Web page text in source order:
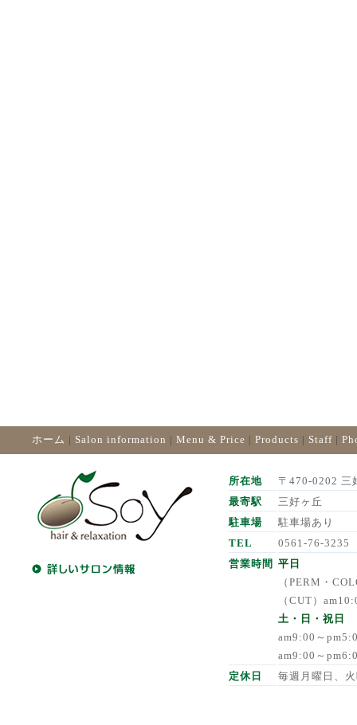
ホーム | Salon information | Menu & Price | Products | Staff |
所在地
〒470-0202 三
最寄駅
三好ヶ丘
駐車場
駐車場あり
TEL
0561-76-3235
営業時間 平日
（PERM・
（CUT）
土・日・祝日
am9:00～
am9:00～
定休日
毎週月曜日、